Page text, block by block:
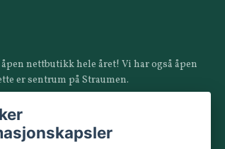
nettbutikk hele året! Vi har også åpen
er sentrum på Straumen.